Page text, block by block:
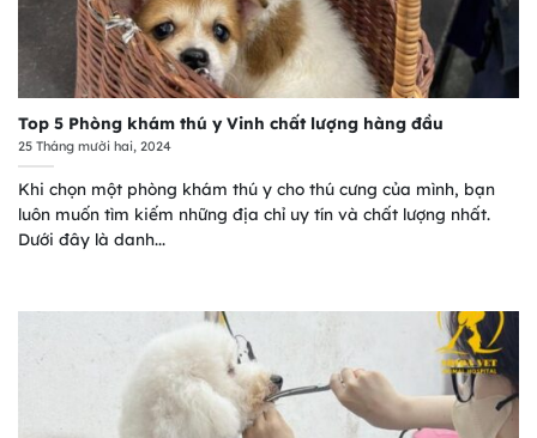
Top 5 Phòng khám thú y Vinh chất lượng hàng đầu
25 Tháng mười hai, 2024
Khi chọn một phòng khám thú y cho thú cưng của mình, bạn
luôn muốn tìm kiếm những địa chỉ uy tín và chất lượng nhất.
Dưới đây là danh...